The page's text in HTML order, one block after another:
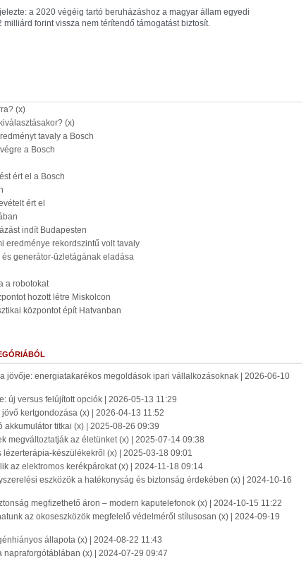
a 2020 végéig tartó beruházáshoz a magyar állam egyedi
forint vissza nem térítendő támogatást biztosít.
(x)
(x)
tavaly a Bosch
a Bosch
ért el a Bosch
ért el
indít Budapesten
eredménye rekordszintű volt tavaly
generátor-üzletágának eladása
a robotokat
hozott létre Miskolcon
központot épít Hatvanban
jövője: energiatakarékos megoldások ipari vállalkozásoknak | 2026-06-10
új versus felújított opciók | 2026-05-13 11:29
kertgondozása (x) | 2026-04-13 11:52
akkumulátor titkai (x) | 2025-08-26 09:39
megváltoztatják az életünket (x) | 2025-07-14 09:38
lézerterápia-készülékekről (x) | 2025-03-18 09:01
az elektromos kerékpárokat (x) | 2024-11-18 09:14
eszközök a hatékonyság és biztonság érdekében (x) | 2024-10-16
megfizethető áron – modern kaputelefonok (x) | 2024-10-15 11:22
az okoseszközök megfelelő védelméről stílusosan (x) | 2024-09-19
állapota (x) | 2024-08-22 11:43
(x) | 2024-07-29 09:47